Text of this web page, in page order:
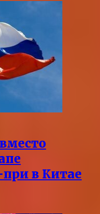
в Китае